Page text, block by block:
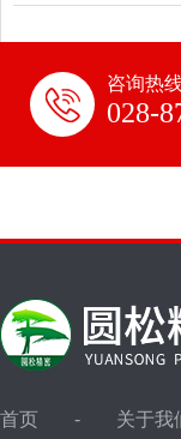
咨询热线
028-
首页 关于我